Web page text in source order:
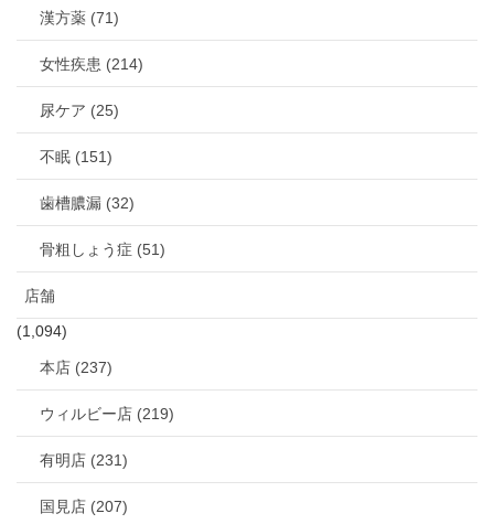
漢方薬 (71)
女性疾患 (214)
尿ケア (25)
不眠 (151)
歯槽膿漏 (32)
骨粗しょう症 (51)
店舗
(1,094)
本店 (237)
ウィルビー店 (219)
有明店 (231)
国見店 (207)